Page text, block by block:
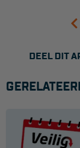
Steiger
DEEL DIT